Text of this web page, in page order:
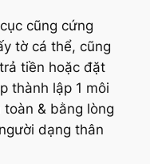
cũng cứng
tờ cá thể, cũng
tiền hoặc đặt
thành lập 1 môi
& bằng lòng
dạng thân